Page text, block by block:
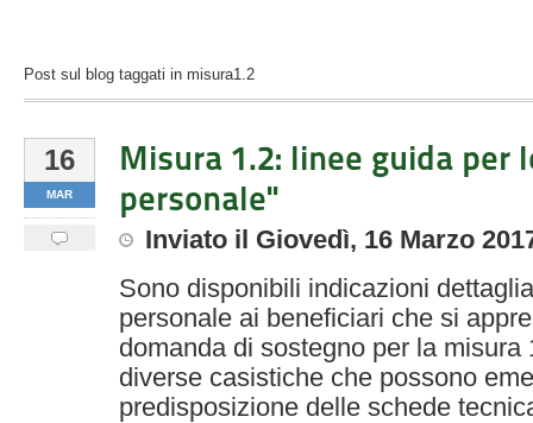
Post sul blog taggati in misura1.2
16
MAR
Misura 1.2: linee guida per
personale"
Inviato il Giovedì, 16 Marzo
Sono disponibili indicazioni
personale ai beneficiari che si
domanda di sostegno per la
diverse casistiche che possono
predisposizione delle schede